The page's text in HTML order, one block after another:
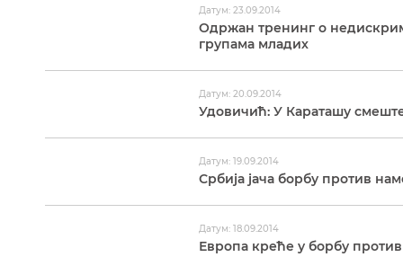
Датум: 23.09.2014
Одржан тренинг о
групама младих
Датум: 20.09.2014
Удовичић: У Караташу
Датум: 19.09.2014
Србија јача борбу против
Датум: 18.09.2014
Европа креће у борбу